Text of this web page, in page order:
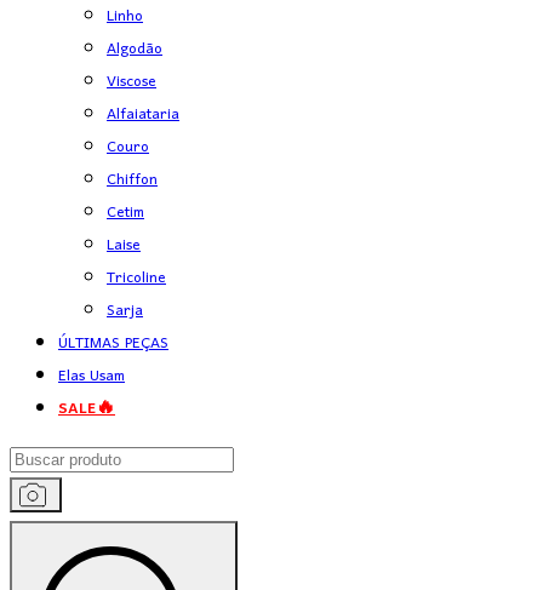
Linho
Algodão
Viscose
Alfaiataria
Couro
Chiffon
Cetim
Laise
Tricoline
Sarja
ÚLTIMAS PEÇAS
Elas Usam
SALE🔥